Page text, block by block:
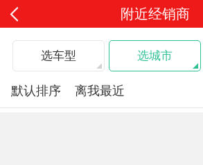
附近经销商
选车型 选城市
默认排序 离我最近